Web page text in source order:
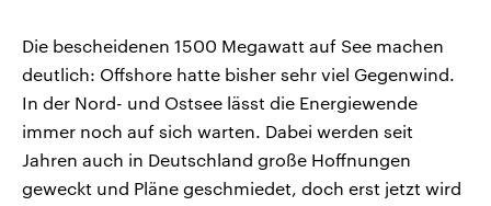
Die bescheidenen 1500 Megawatt auf See machen
deutlich: Offshore hatte bisher sehr viel Gegenwind.
In der Nord- und Ostsee lässt die Energiewende
immer noch auf sich warten. Dabei werden seit
Jahren auch in Deutschland große Hoffnungen
geweckt und Pläne geschmiedet, doch erst jetzt wird